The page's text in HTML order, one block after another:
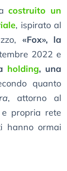
costruito un
, ispirato al
«Fox», la
2022 e
holding, una
quanto
, attorno al
propria rete
hanno ormai